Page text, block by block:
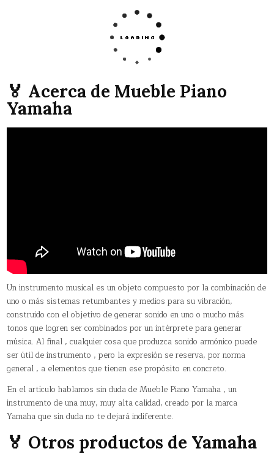
🏅 Acerca de Mueble Piano
Yamaha
Un instrumento musical es un objeto compuesto por la combinación de
uno o más sistemas retumbantes y medios para su vibración,
construido con el objetivo de generar sonido en uno o mucho más
tonos que logren ser combinados por un intérprete para generar
música. Al final , cualquier cosa que produzca sonido armónico puede
ser útil de instrumento , pero la expresión se reserva, por norma
general , a elementos que tienen ese propósito en concreto.
En el artículo hablamos sin duda de Mueble Piano Yamaha , un
instrumento de una muy, muy alta calidad, creado por la marca
Yamaha que sin duda no te dejará indiferente.
🏅 Otros productos de Yamaha